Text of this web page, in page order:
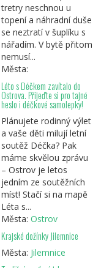
tretry neschnou u
topení a náhradní duše
se neztratí v šuplíku s
nářadím. V bytě přitom
nemusí...
Města:
Léto s Déčkem zavítalo do
Ostrova. Přijeďte si pro tajné
heslo i déčkové samolepky!
Plánujete rodinný výlet
a vaše děti milují letní
soutěž Déčka? Pak
máme skvělou zprávu
– Ostrov je letos
jedním ze soutěžních
míst! Stačí si na mapě
Léta s...
Města: Ostrov
Krajské dožínky Jilemnice
Města: Jilemnice